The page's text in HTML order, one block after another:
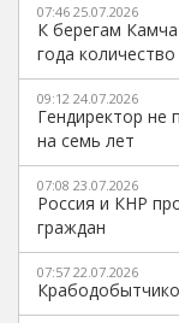
07:46 25.07.2026
К берегам
года
09:12 24.07.2026
Гендиректор не
на семь лет
07:08 23.07.2026
Россия и КНР
граждан
07:57 22.07.2026